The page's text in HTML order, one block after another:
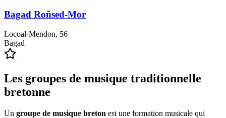
Bagad Roñsed-Mor
Locoal-Mendon, 56
Bagad
—
Les groupes de musique traditionnelle
bretonne
Un groupe de musique breton est une formation musicale qui